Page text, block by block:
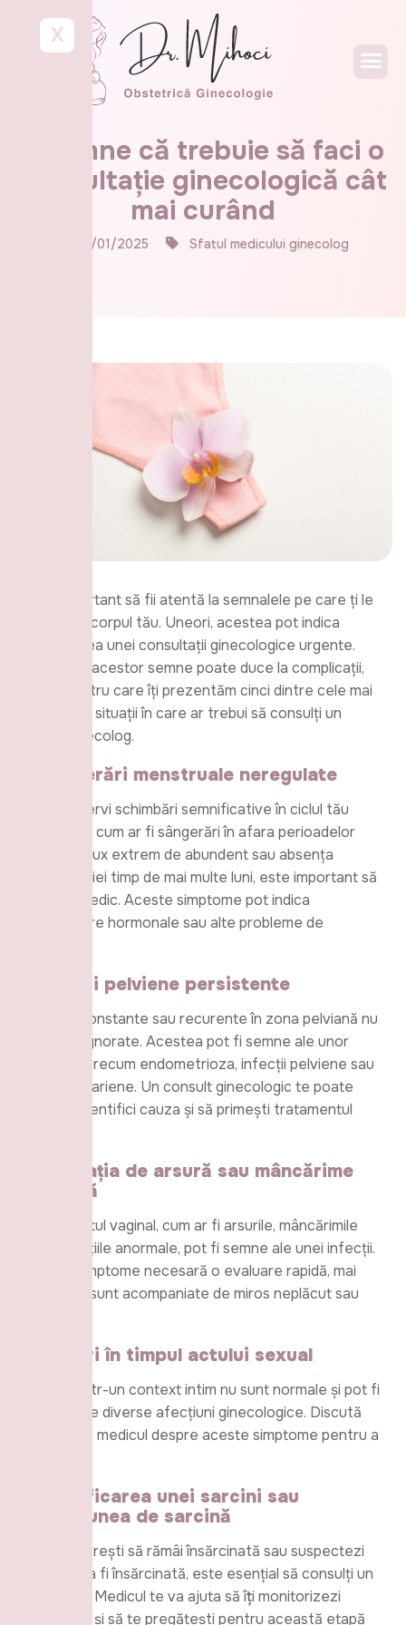
X
5 semne că trebuie să faci o
consultație ginecologică cât
mai curând
01/01/2025 Sfatul medicului ginecolog
Este important să fii atentă la semnalele pe care ți le
transmite corpul tău. Uneori, acestea pot indica
necesitatea unei consultații ginecologice urgente.
Ignorarea acestor semne poate duce la complicații,
motiv pentru care îți prezentăm cinci dintre cele mai
frecvente situații în care ar trebui să consulți un
medic ginecolog.
Sângerări menstruale neregulate
Dacă observi schimbări semnificative în ciclul tău
menstrual, cum ar fi sângerări în afara perioadelor
normale, flux extrem de abundent sau absența
menstruației timp de mai multe luni, este important să
mergi la medic. Aceste simptome pot indica
dezechilibre hormonale sau alte probleme de
Dureri pelviene persistente
Durerile constante sau recurente în zona pelviană nu
ar trebui ignorate. Acestea pot fi semne ale unor
afecțiuni precum endometrioza, infecții pelviene sau
chisturi ovariene. Un consult ginecologic te poate
ajuta să identifici cauza și să primești tratamentul
Senzația de arsură sau mâncărime
vaginală
Disconfortul vaginal, cum ar fi arsurile, mâncărimile
sau secrețiile anormale, pot fi semne ale unei infecții.
Aceste simptome necesară o evaluare rapidă, mai
ales dacă sunt acompaniate de miros neplăcut sau
Dureri în timpul actului sexual
Durerile într-un context intim nu sunt normale și pot fi
cauzate de diverse afecțiuni ginecologice. Discută
deschis cu medicul despre aceste simptome pentru a
Planificarea unei sarcini sau
suspiciunea de sarcină
Dacă îți dorești să rămâi însărcinată sau suspectezi
că ai putea fi însărcinată, este esențial să consulți un
ginecolog. Medicul te va ajuta să îțți monitorizezi
sănătatea și să te pregătești pentru această etapă